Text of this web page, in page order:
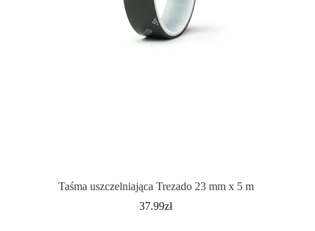
Taśma uszczelniająca Trezado 23 mm x 5 m
37.99zł